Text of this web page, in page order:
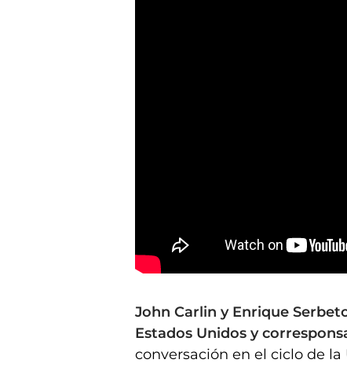
John Carlin y Enrique
Estados Unidos y
conversación en el ciclo de